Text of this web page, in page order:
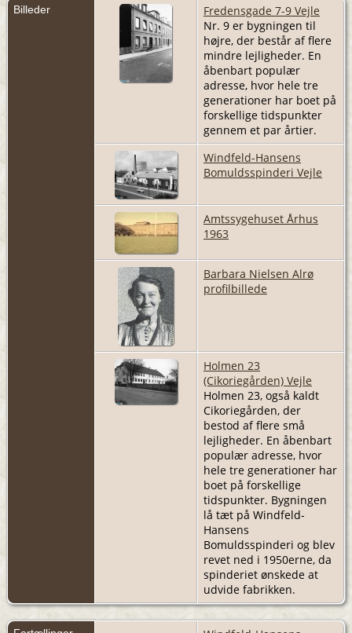
Billeder
Fredensgade 7-9 Vejle
Nr. 9 er bygningen til
højre, der består af flere
mindre lejligheder. En
åbenbart populær
adresse, hvor hele tre
generationer har boet på
forskellige tidspunkter
gennem et par årtier.
Windfeld-Hansens
Bomuldsspinderi Vejle
Amtssygehuset Århus
1963
Barbara Nielsen Alrø
profilbillede
Holmen 23
(Cikoriegården) Vejle
Holmen 23, også kaldt
Cikoriegården, der
bestod af flere små
lejligheder. En åbenbart
populær adresse, hvor
hele tre generationer har
boet på forskellige
tidspunkter. Bygningen
lå tæt på Windfeld-
Hansens
Bomuldsspinderi og blev
revet ned i 1950erne, da
spinderiet ønskede at
udvide fabrikken.